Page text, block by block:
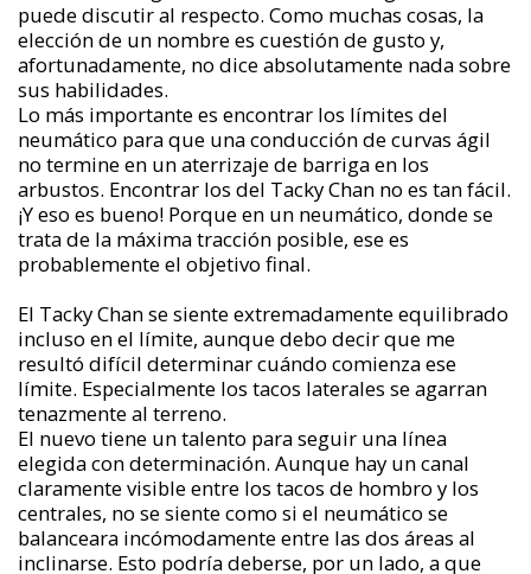
puede discutir al respecto. Como muchas cosas, la
elección de un nombre es cuestión de gusto y,
afortunadamente, no dice absolutamente nada sobre
sus habilidades.
Lo más importante es encontrar los límites del
neumático para que una conducción de curvas ágil
no termine en un aterrizaje de barriga en los
arbustos. Encontrar los del Tacky Chan no es tan fácil.
¡Y eso es bueno! Porque en un neumático, donde se
trata de la máxima tracción posible, ese es
probablemente el objetivo final.
El Tacky Chan se siente extremadamente equilibrado
incluso en el límite, aunque debo decir que me
resultó difícil determinar cuándo comienza ese
límite. Especialmente los tacos laterales se agarran
tenazmente al terreno.
El nuevo tiene un talento para seguir una línea
elegida con determinación. Aunque hay un canal
claramente visible entre los tacos de hombro y los
centrales, no se siente como si el neumático se
balanceara incómodamente entre las dos áreas al
inclinarse. Esto podría deberse, por un lado, a que